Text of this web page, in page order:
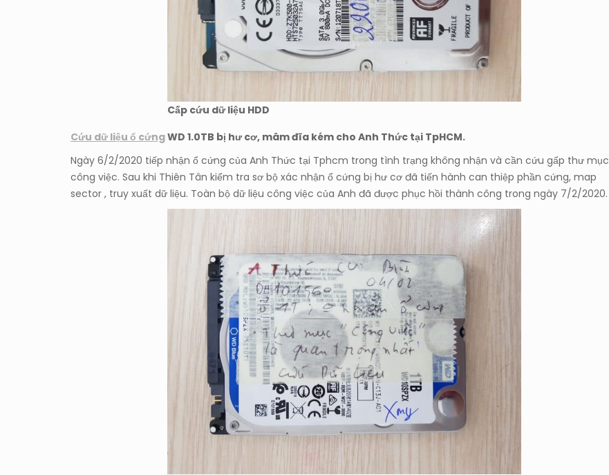
Cấp cứu dữ liệu HDD
Cứu dữ liệu ổ cứngWD 1.0TB bị hư cơ, mâm đĩa kém cho Anh Thức tại TpHCM.
Ngày 6/2/2020 tiếp nhận ổ cứng của Anh Thức tại Tphcm trong tình trạng không nhận và cần cứu gấp thư mục
công việc. Sau khi Thiên Tân kiểm tra sơ bộ xác nhận ổ cứng bị hư cơ đã tiến hành can thiệp phần cứng, map
sector , truy xuất dữ liệu. Toàn bộ dữ liệu công việc của Anh đã được phục hồi thành công trong ngày 7/2/2020.